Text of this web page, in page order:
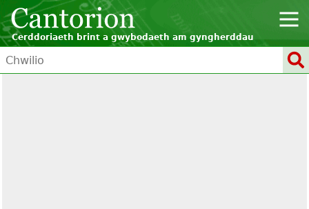
Cerddoriaeth brint a gwybodaeth am gyngherddau